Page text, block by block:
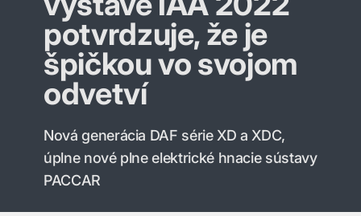
potvrdzuje, že je
špičkou vo svojom
odvetví
Nová generácia DAF série XD a XDC,
úplne nové plne elektrické hnacie sústavy
PACCAR